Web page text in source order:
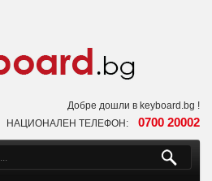
Добре дошли в keyboard.bg !
НАЦИОНАЛЕН ТЕЛЕФОН: 0700 20002